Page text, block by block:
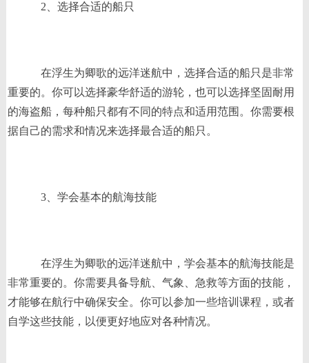
2、选择合适的船只
在浮生为卿歌的远洋迷航中，选择合适的船只是非常
重要的。你可以选择豪华舒适的游轮，也可以选择坚固耐用
的海盗船，每种船只都有不同的特点和适用范围。你需要根
据自己的需求和情况来选择最合适的船只。
3、学会基本的航海技能
在浮生为卿歌的远洋迷航中，学会基本的航海技能是
非常重要的。你需要具备导航、气象、急救等方面的技能，
才能够在航行中确保安全。你可以参加一些培训课程，或者
自学这些技能，以便更好地应对各种情况。